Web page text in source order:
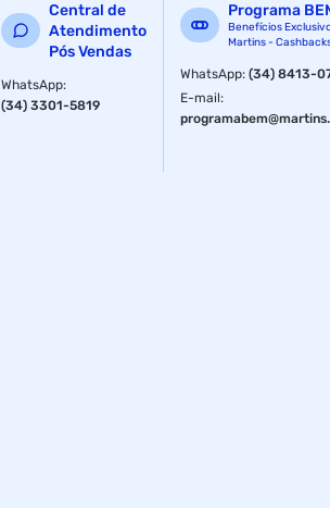
Central de
Atendimento
Pós Vendas
WhatsApp:
(34) 3301-5819
Programa
Benefícios
Martins -
WhatsApp:(34) 8413-
E-mail: